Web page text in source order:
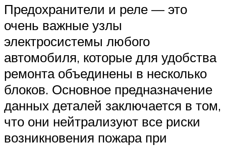
Предохранители и реле — это
очень важные узлы
электросистемы любого
автомобиля, которые для удобства
ремонта объединены в несколько
блоков. Основное предназначение
данных деталей заключается в том,
что они нейтрализуют все риски
возникновения пожара при